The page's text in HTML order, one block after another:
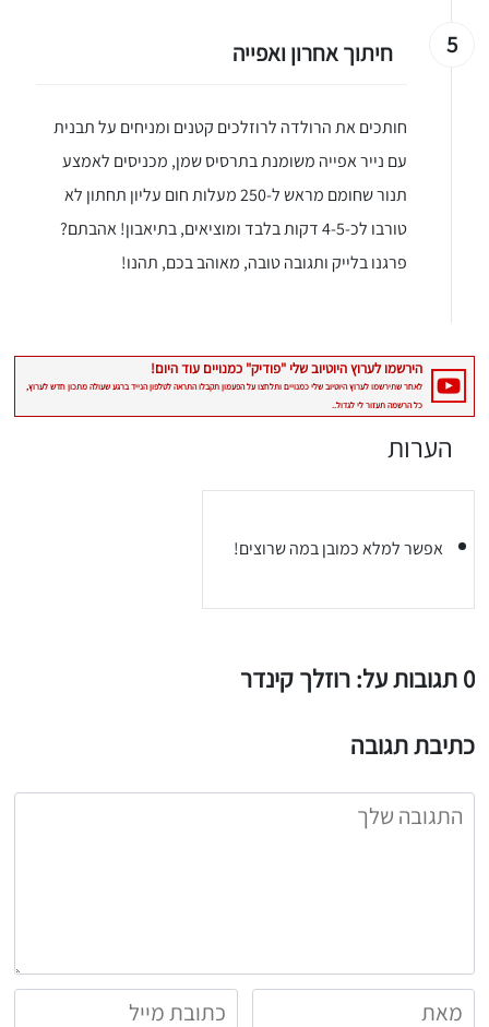
5 חיתוך אחרון ואפייה
חותכים את הרולדה לרוזלכים קטנים ומניחים על תבנית
עם נייר אפייה משומנת בתרסיס שמן, מכניסים לאמצע
תנור שחומם מראש ל-250 מעלות חום עליון תחתון לא
טורבו לכ-4-5 דקות בלבד ומוציאים, בתיאבון! אהבתם?
פרגנו בלייק ותגובה טובה, מאוהב בכם, תהנו!
הערות
אפשר למלא כמובן במה שרוצים!
0 תגובות על: רוזלך קינדר
כתיבת תגובה